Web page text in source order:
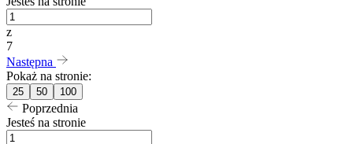
z
7
Następna
Pokaż na stronie:
25 50 100
Poprzednia
Jesteś na stronie